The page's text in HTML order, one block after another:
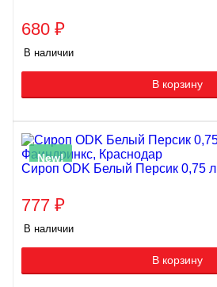
680 ₽
В наличии
В корзину
New!
Сироп ODK Белый Персик 0,75 л
777 ₽
В наличии
В корзину